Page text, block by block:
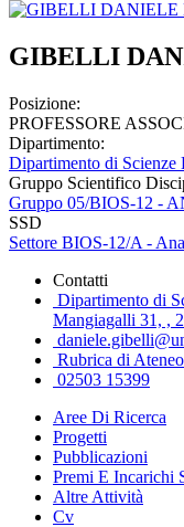
GIBELLI
Posizione:
PROFESSORE
Dipartimento:
Dipartimento di Scienze
Gruppo Scientifico
Gruppo 05/BIOS-12 -
SSD
Settore BIOS-12/A -
Contatti
Dipartimento di
Mangiagalli 31, ,
Rubrica di Ateneo
02503 15399
Aree Di Ricerca
Progetti
Pubblicazioni
Premi E Incarichi
Altre Attività
Cv